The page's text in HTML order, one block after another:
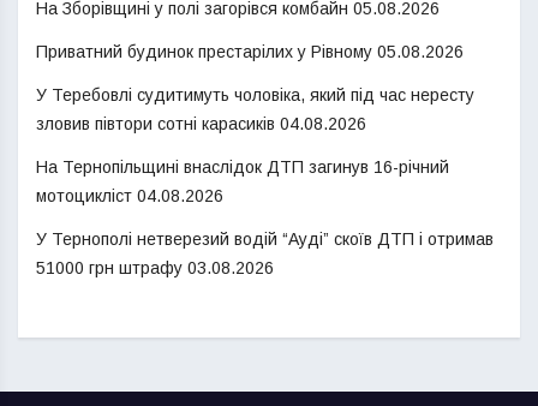
На Зборівщині у полі загорівся комбайн 05.08.2026
Приватний будинок престарілих у Рівному 05.08.2026
У Теребовлі судитимуть чоловіка, який під час нересту
зловив півтори сотні карасиків 04.08.2026
На Тернопільщині внаслідок ДТП загинув 16-річний
мотоцикліст 04.08.2026
У Тернополі нетверезий водій “Ауді” скоїв ДТП і отримав
51000 грн штрафу 03.08.2026